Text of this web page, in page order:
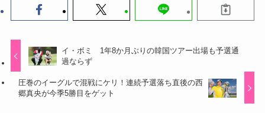
イ・ボミ 1年8か月ぶりの韓国ツアー出場も予選通
過ならず
圧巻のイーグルで混戦にケリ！連続予選落ち直後の西
郷真央が今季5勝目をゲット